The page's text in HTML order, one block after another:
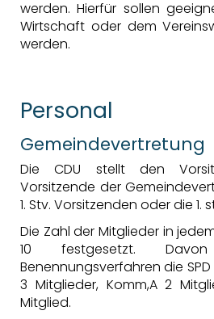
werden. Hierfür sollen
Wirtschaft oder dem
werden.
Personal
Gemeindevertretung
Die CDU stellt den
Vorsitzende der
1. Stv. Vorsitzenden oder die 1.
Die Zahl der Mitglieder in
10 festgesetzt.
Benennungsverfahren die SPD
3 Mitglieder, Komm,A 2
Mitglied.